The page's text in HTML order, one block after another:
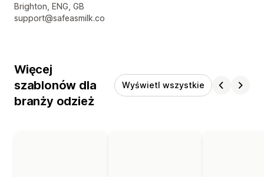
Dane kontaktowe projektanta
Brighton, ENG, GB
support@safeasmilk.co
Więcej
szablonów dla
branży odzież
Wyświetl wszystkie